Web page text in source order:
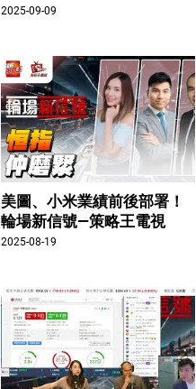
2025-09-09
美圖、小米業績前後部署！
輪場新信號—策略王電視
2025-08-19